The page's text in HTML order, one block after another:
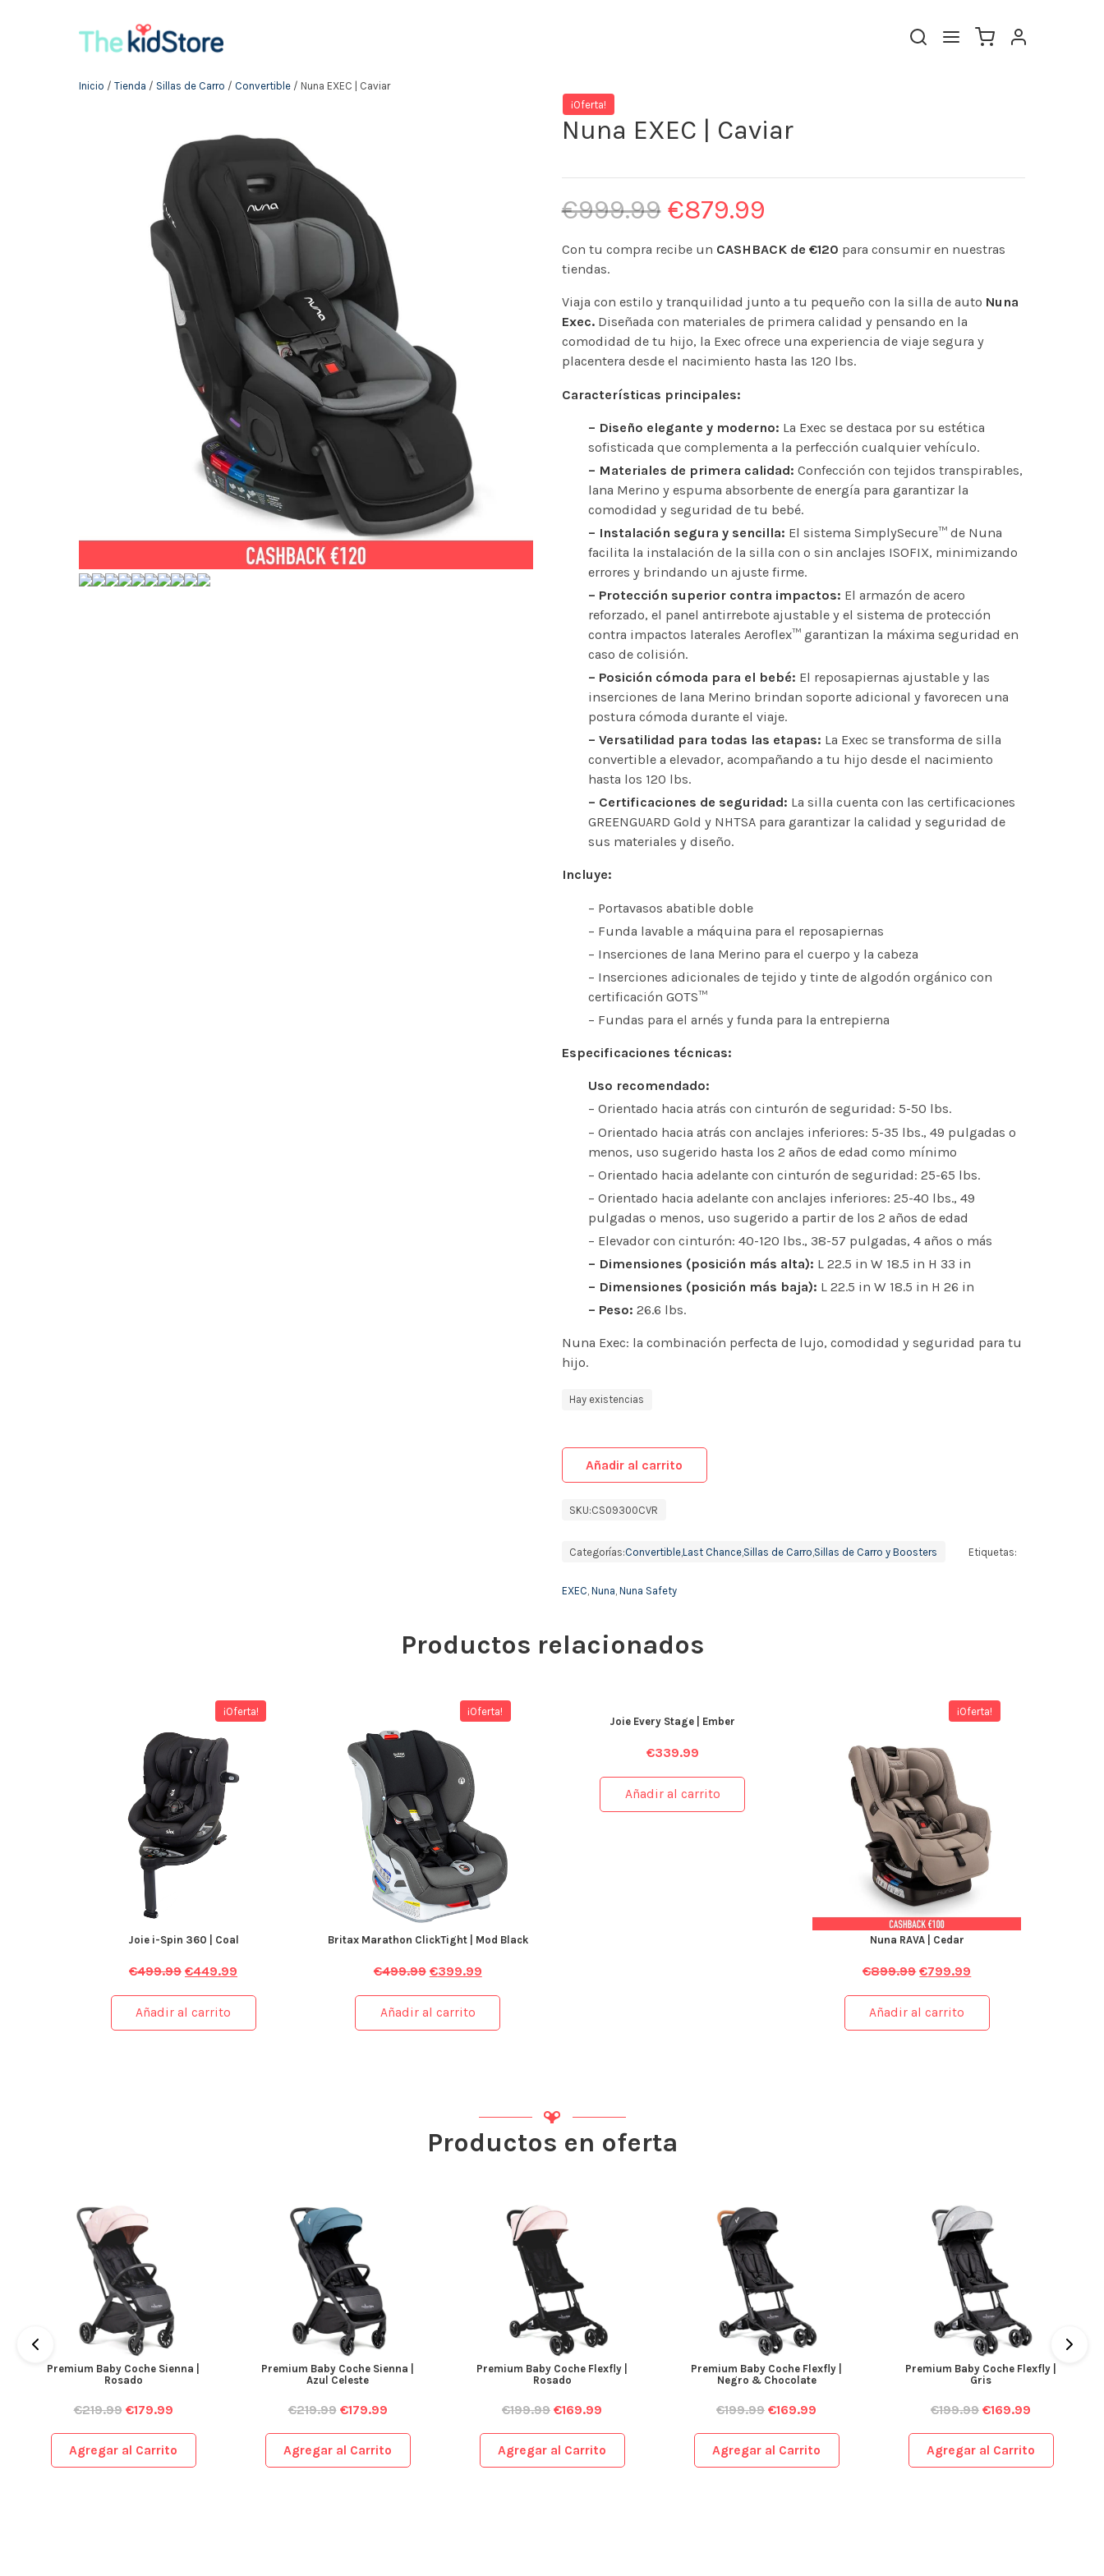
Inicio / Tienda / Sillas de Carro / Convertible / Nuna EXEC | Caviar
¡Oferta!
Nuna EXEC | Caviar
€999.99 €879.99
Con tu compra recibe un CASHBACK de €120 para consumir en nuestras
tiendas.
Viaja con estilo y tranquilidad junto a tu pequeño con la silla de auto Nuna
Exec.Diseñada con materiales de primera calidad y pensando en la
comodidad de tu hijo, la Exec ofrece una experiencia de viaje segura y
placentera desde el nacimiento hasta las 120 lbs.
Características principales:
– Diseño elegante y moderno: La Exec se destaca por su estética
sofisticada que complementa a la perfección cualquier vehículo.
– Materiales de primera calidad: Confección con tejidos transpirables,
lana Merino y espuma absorbente de energía para garantizar la
comodidad y seguridad de tu bebé.
– Instalación segura y sencilla: El sistema SimplySecure™ de Nuna
facilita la instalación de la silla con o sin anclajes ISOFIX, minimizando
errores y brindando un ajuste firme.
– Protección superior contra impactos: El armazón de acero
reforzado, el panel antirrebote ajustable y el sistema de protección
contra impactos laterales Aeroflex™ garantizan la máxima seguridad en
caso de colisión.
– Posición cómoda para el bebé: El reposapiernas ajustable y las
inserciones de lana Merino brindan soporte adicional y favorecen una
postura cómoda durante el viaje.
– Versatilidad para todas las etapas: La Exec se transforma de silla
convertible a elevador, acompañando a tu hijo desde el nacimiento
hasta los 120 lbs.
– Certificaciones de seguridad: La silla cuenta con las certificaciones
GREENGUARD Gold y NHTSA para garantizar la calidad y seguridad de
sus materiales y diseño.
Incluye:
– Portavasos abatible doble
– Funda lavable a máquina para el reposapiernas
– Inserciones de lana Merino para el cuerpo y la cabeza
– Inserciones adicionales de tejido y tinte de algodón orgánico con
certificación GOTS™
– Fundas para el arnés y funda para la entrepierna
Especificaciones técnicas:
Uso recomendado:
– Orientado hacia atrás con cinturón de seguridad: 5-50 lbs.
– Orientado hacia atrás con anclajes inferiores: 5-35 lbs., 49 pulgadas o
menos, uso sugerido hasta los 2 años de edad como mínimo
– Orientado hacia adelante con cinturón de seguridad: 25-65 lbs.
– Orientado hacia adelante con anclajes inferiores: 25-40 lbs., 49
pulgadas o menos, uso sugerido a partir de los 2 años de edad
– Elevador con cinturón: 40-120 lbs., 38-57 pulgadas, 4 años o más
– Dimensiones (posición más alta): L 22.5 in W 18.5 in H 33 in
– Dimensiones (posición más baja): L 22.5 in W 18.5 in H 26 in
– Peso: 26.6 lbs.
Nuna Exec: la combinación perfecta de lujo, comodidad y seguridad para tu
hijo.
Hay existencias
Añadir al carrito
SKU:CS09300CVR
Categorías:Convertible,Last Chance Sillas de Carro Sillas de Carro y Boosters Etiquetas:
EXEC, Nuna, Nuna Safety
Productos relacionados
¡Oferta!
Joie i-Spin 360 | Coal
€499.99 €449.99
Añadir al carrito
¡Oferta!
Britax Marathon ClickTight | Mod Black
€499.99 €399.99
Añadir al carrito
Joie Every Stage | Ember
€339.99
Añadir al carrito
¡Oferta!
Nuna RAVA | Cedar
€899.99 €799.99
Añadir al carrito
Productos en oferta
Premium Baby Coche Sienna |
Rosado
€219.99 €179.99
Agregar al Carrito
Premium Baby Coche Sienna |
Azul Celeste
€219.99 €179.99
Agregar al Carrito
Premium Baby Coche Flexfly |
Rosado
€199.99 €169.99
Agregar al Carrito
Premium Baby Coche Flexfly |
Negro & Chocolate
€199.99 €169.99
Agregar al Carrito
Premium Baby Coche Flexfly |
Gris
€199.99 €169.99
Agregar al Carrito